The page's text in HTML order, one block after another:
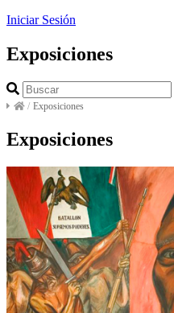
Iniciar Sesión
Exposiciones
/ Exposiciones
Exposiciones